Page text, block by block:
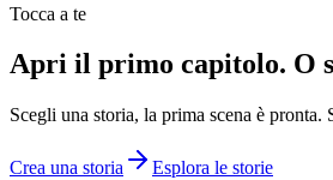
Tocca a te
Apri il primo capitolo. O
Scegli una storia, la prima scena è
Crea una storia Esplora le storie